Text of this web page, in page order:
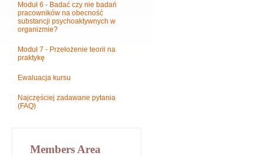
Moduł 6 - Badać czy nie badań
pracowników na obecność
substancji psychoaktywnych w
organizmie?
Moduł 7 - Przełożenie teorii na
praktykę
Ewaluacja kursu
Najczęściej zadawane pytania
(FAQ)
Members Area